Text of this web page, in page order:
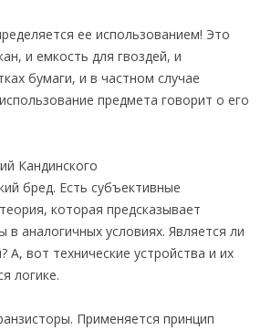
ее использованием! Это
и емкость для гвоздей, и
бумаги, и в частном случае
предмета говорит о его
Кандинского
бред. Есть субъективные
которая предсказывает
в аналогичных условиях. Является ли
А, вот технические устройства и их
логике.
Применяется принцип